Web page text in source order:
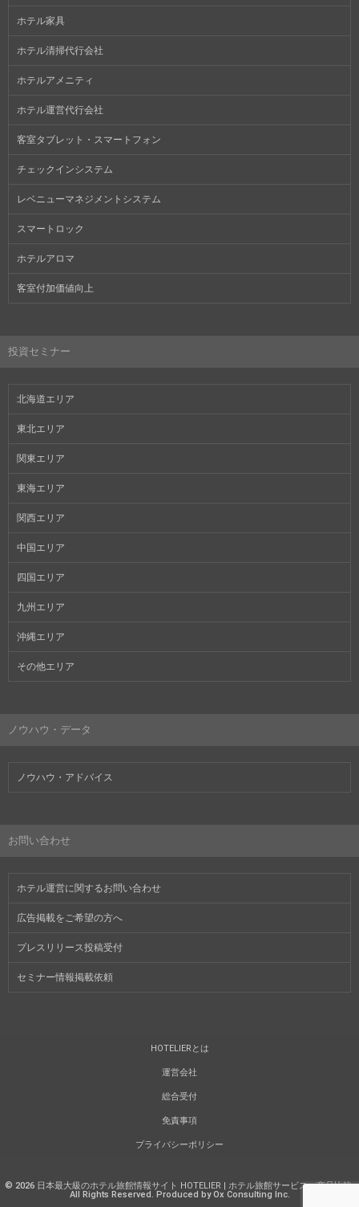
ホテル家具
ホテル清掃代行会社
ホテルアメニティ
ホテル運営代行会社
客室タブレット・スマートフォン
チェックインシステム
レベニューマネジメントシステム
スマートロック
ホテルアロマ
客室付加価値向上
投資セミナー
北海道エリア
東北エリア
関東エリア
東海エリア
関西エリア
中国エリア
四国エリア
九州エリア
沖縄エリア
その他エリア
ノウハウ・データ
ノウハウ・アドバイス
お問い合わせ
ホテル運営に関するお問い合わせ
広告掲載をご希望の方へ
プレスリリース投稿受付
セミナー情報掲載依頼
HOTELIERとは
運営会社
総合受付
免責事項
プライバシーポリシー
© 2026 日本最大級のホテル旅館情報サイト HOTELIER | ホテル旅館サービス・商品比較.
All Rights Reserved. Produced by Ox Consulting Inc.